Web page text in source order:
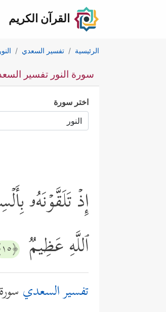
القرآن الكريم
الرئيسية تفسير السعدي النور
سورة النور تفسير السعدي
اختر سورة
إِذۡ تَلَقَّوۡنَهُۥ
ٱللَّهِ عَظِیمࣱ ﴿١٥﴾
تفسير السعدي سورة